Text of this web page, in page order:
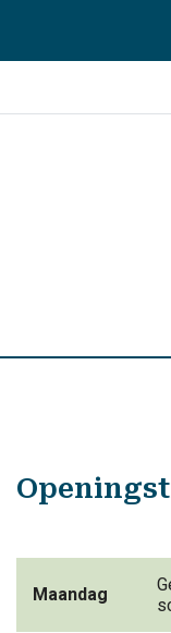
Maandag